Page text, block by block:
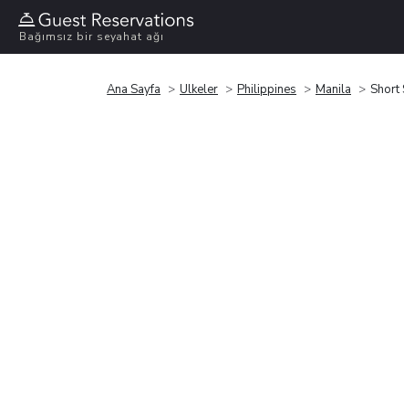
Bağımsız bir seyahat ağı
Ana Sayfa Ülkeler Philippines Manila Short